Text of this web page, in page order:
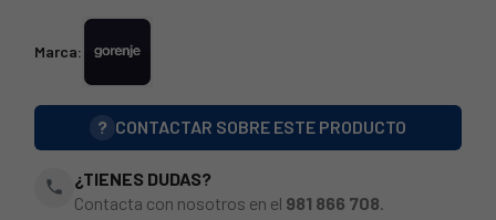
Marca:
? CONTACTAR SOBRE ESTE PRODUCTO
phone
¿TIENES DUDAS?
Contacta con nosotros en el 981 866 708.